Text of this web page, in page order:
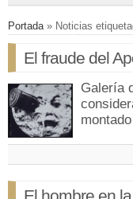
Portada » Noticias
El fraude del
Galería